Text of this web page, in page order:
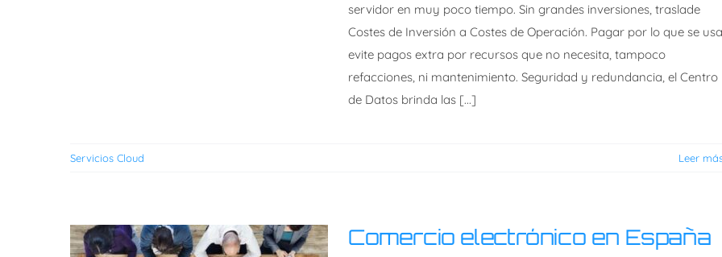
servidor en muy poco tiempo. Sin grandes inversiones, traslade
Costes de Inversión a Costes de Operación. Pagar por lo que se
evite pagos extra por recursos que no necesita, tampoco
refacciones, ni mantenimiento. Seguridad y redundancia, el Centro
de Datos brinda las [...]
Servicios Cloud Leer
Comercio electrónico en España